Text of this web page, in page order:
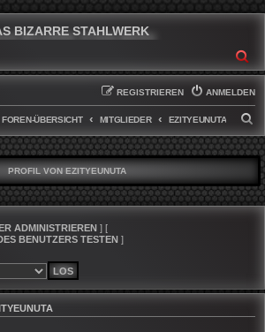
BIZARRE STAHLWERK
ANMELDEN
REGISTRIEREN
FOREN-ÜBERSICHT MITGLIEDER EZITYEUNUTA
U
C
H
E
PROFIL VON EZITYEUNUTA
ADMINISTRIEREN ] [
BENUTZERS TESTEN ]